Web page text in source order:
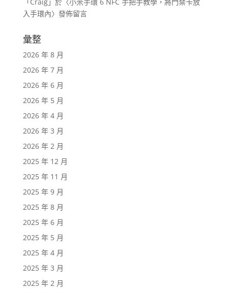
「 Craig」於〈小米手環 6 NFC 手把手教學，將門禁卡放
入手環內〉發佈留言
彙整
2026 年 8 月
2026 年 7 月
2026 年 6 月
2026 年 5 月
2026 年 4 月
2026 年 3 月
2026 年 2 月
2025 年 12 月
2025 年 11 月
2025 年 9 月
2025 年 8 月
2025 年 6 月
2025 年 5 月
2025 年 4 月
2025 年 3 月
2025 年 2 月